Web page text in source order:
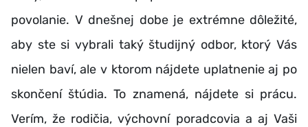
povolanie. V dnešnej dobe je extrémne dôležité,
aby ste si vybrali taký študijný odbor, ktorý Vás
nielen baví, ale v ktorom nájdete uplatnenie aj po
skončení štúdia. To znamená, nájdete si prácu.
Verím, že rodičia, výchovní poradcovia a aj Vaši